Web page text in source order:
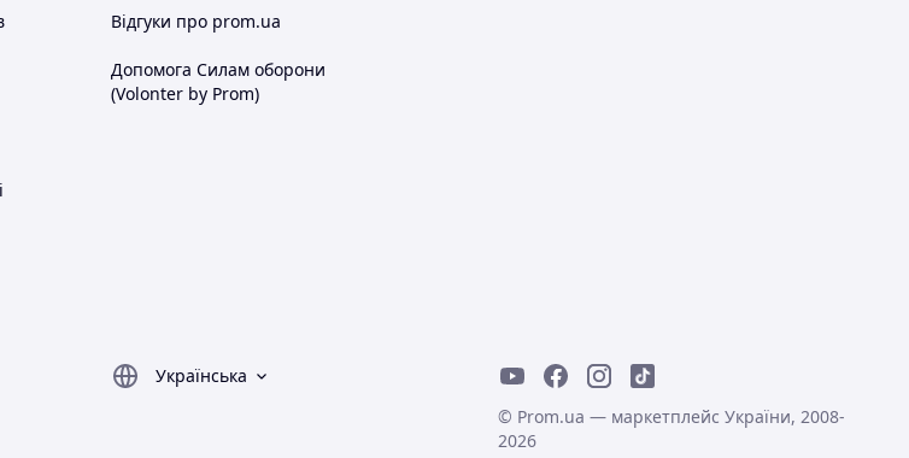
Відгуки про prom.ua
Допомога Силам оборони
(Volonter by Prom)
Українська
© Prom.ua — маркетплейс України, 2008-
2026